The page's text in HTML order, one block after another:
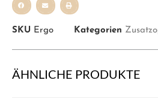
SKU Ergo Kategorien
ÄHNLICHE PRODUKTE